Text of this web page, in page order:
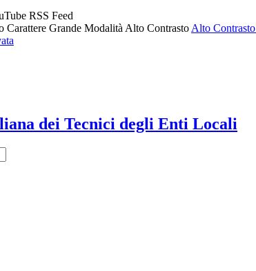
RSS Feed
Carattere Grande Modalità Alto Contrasto Alto Contrasto
dei Tecnici degli Enti Locali